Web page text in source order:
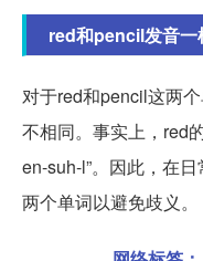
red和pencil发音一
对于red和pencil这两
不相同。事实上，red
en-suh-l”。因此，在
两个单词以避免歧义。